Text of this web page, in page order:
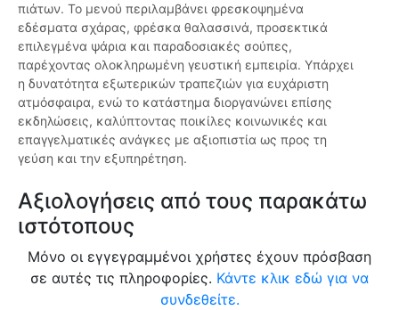
πιάτων. Το μενού περιλαμβάνει φρεσκοψημένα
εδέσματα σχάρας, φρέσκα θαλασσινά, προσεκτικά
επιλεγμένα ψάρια και παραδοσιακές σούπες,
παρέχοντας ολοκληρωμένη γευστική εμπειρία. Υπάρχει
η δυνατότητα εξωτερικών τραπεζιών για ευχάριστη
ατμόσφαιρα, ενώ το κατάστημα διοργανώνει επίσης
εκδηλώσεις, καλύπτοντας ποικίλες κοινωνικές και
επαγγελματικές ανάγκες με αξιοπιστία ως προς τη
γεύση και την εξυπηρέτηση.
Αξιολογήσεις από τους παρακάτω
ιστότοπους
Μόνο οι εγγεγραμμένοι χρήστες έχουν πρόσβαση
σε αυτές τις πληροφορίες. Κάντε κλικ εδώ για να
συνδεθείτε.